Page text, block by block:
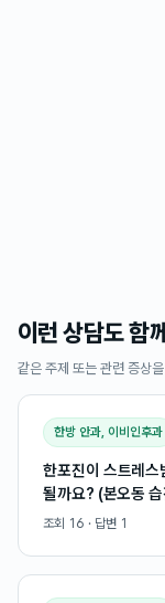
이런 상담도 함
같은 주제 또는 관련 증상
한방 안과, 이비인후과
한포진이 스트레스
될까요? (본오동
조회 16 · 답변 1